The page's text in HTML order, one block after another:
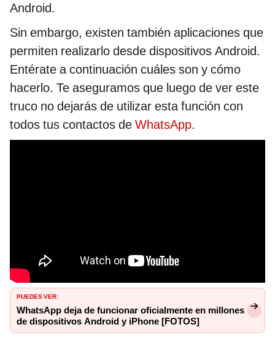
Android.
Sin embargo, existen también aplicaciones que
permiten realizarlo desde dispositivos Android.
Entérate a continuación cuáles son y cómo
hacerlo. Te aseguramos que luego de ver este
truco no dejarás de utilizar esta función con
todos tus contactos de WhatsApp.
PUEDES VER:
WhatsApp deja de funcionar oficialmente en millones
de dispositivos Android y iPhone [FOTOS]